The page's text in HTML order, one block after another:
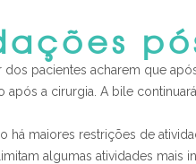
dos pacientes acharem que
a cirurgia. A bile
há maiores restrições de
algumas atividades mais